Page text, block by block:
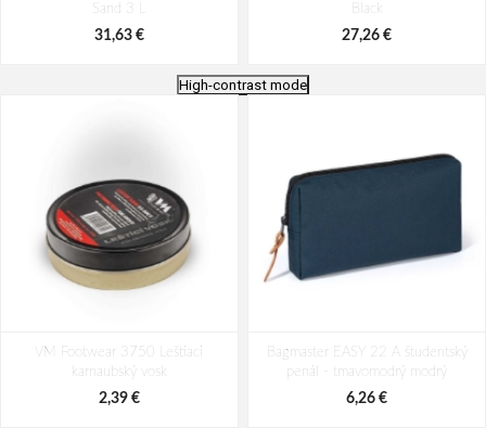
Sand 3 L
31,63 €
Black
27,26 €
Olive 4 L
28,35 €
Summerstripes black 4 L
27,26 €
High-contrast mode
VM Footwear 3750 Leštiaci
karnaubský vosk
2,39 €
Bagmaster EASY 22 A študentský
penál - tmavomodrý modrý
6,26 €